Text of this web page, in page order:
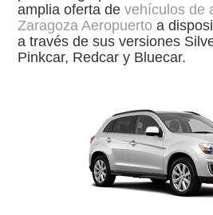
amplia oferta devehículos de
Zaragoza Aeropuerto a
a través de sus versiones
Pinkcar, Redcar y Bluecar.